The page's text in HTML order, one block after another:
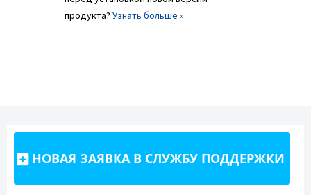
продукта? Узнать больше »
НОВАЯ ЗАЯВКА В СЛУЖБУ ПОДДЕРЖКИ